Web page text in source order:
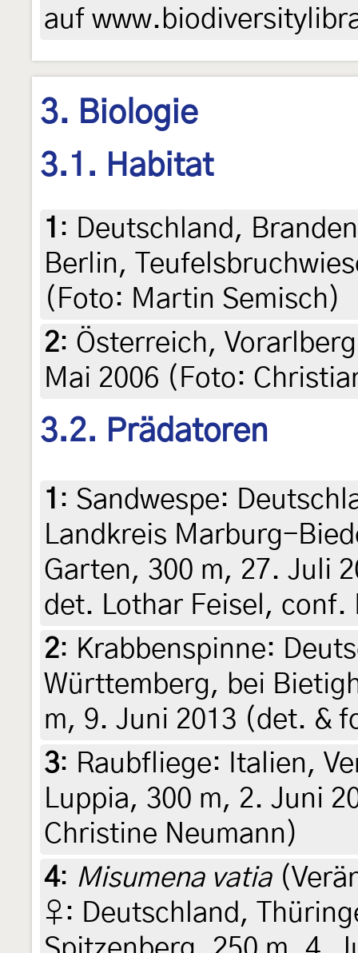
auf
3. Biologie
3.1. Habitat
1 : Deutschland,
Berlin,
(Foto: Martin Semisch)
2: Österreich,
Mai 2006 (Foto:
3.2. Prädatoren
1 : Sandwespe:
Landkreis Marburg-
Garten, 300 m, 27. Juli
det. Lothar Feisel, conf.
2: Krabbenspinne:
Württemberg, bei
m, 9. Juni 2013 (det. &
3: Raubfliege: Italien,
Luppia, 300 m, 2. Juni
Christine Neumann)
4: Misumena vatia
♀: Deutschland,